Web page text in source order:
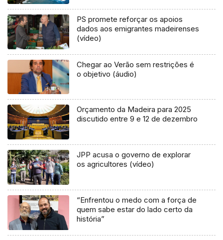
PS promete reforçar os apoios
dados aos emigrantes madeirenses
(vídeo)
Chegar ao Verão sem restrições é
o objetivo (áudio)
Orçamento da Madeira para 2025
discutido entre 9 e 12 de dezembro
JPP acusa o governo de explorar
os agricultores (vídeo)
“Enfrentou o medo com a força de
quem sabe estar do lado certo da
história”